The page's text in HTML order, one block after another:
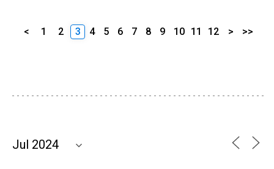
< 1 2 3 4 5 6 7 8 9 10 11 12 > >>